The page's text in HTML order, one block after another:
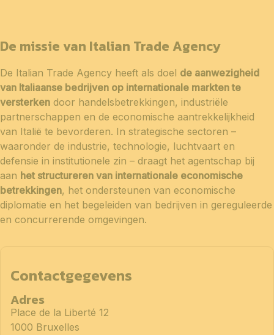
De missie van Italian Trade Agency
De Italian Trade Agency heeft als doel de aanwezigheid
van Italiaanse bedrijven op internationale markten te
versterken door handelsbetrekkingen, industriële
partnerschappen en de economische aantrekkelijkheid
van Italië te bevorderen. In strategische sectoren –
waaronder de industrie, technologie, luchtvaart en
defensie in institutionele zin – draagt het agentschap bij
aan het structureren van internationale economische
betrekkingen, het ondersteunen van economische
diplomatie en het begeleiden van bedrijven in gereguleerde
en concurrerende omgevingen.
Contactgegevens
Adres
Place de la Liberté 12
1000 Bruxelles